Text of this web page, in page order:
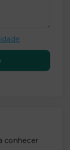
conhecer